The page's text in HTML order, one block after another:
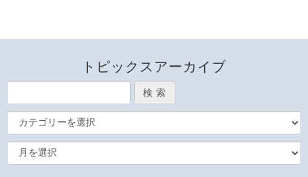
トピックスアーカイブ